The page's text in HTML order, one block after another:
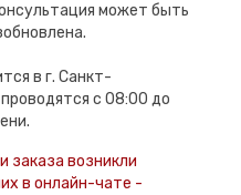
может быть
в г. Санкт-
с 08:00 до
заказа возникли
в онлайн-чате -